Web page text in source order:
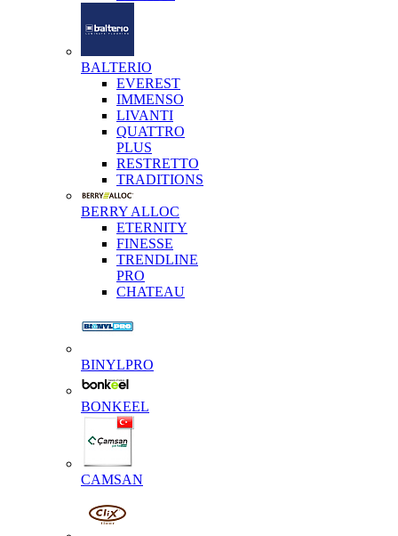
BALTERIO
EVEREST
IMMENSO
LIVANTI
QUATTRO
PLUS
RESTRETTO
TRADITIONS
BERRY ALLOC
ETERNITY
FINESSE
TRENDLINE
PRO
CHATEAU
BINYLPRO
BONKEEL
CAMSAN